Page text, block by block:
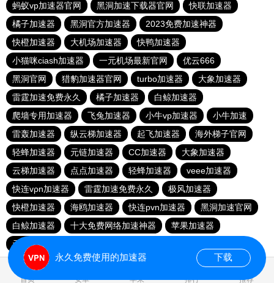
蚂蚁vp加速器官网
黑洞加速下载器官网
快联加速器
橘子加速器
黑洞官方加速器
2023免费加速神器
快橙加速器
大机场加速器
快鸭加速器
小猫咪ciash加速器
一元机场最新官网
优云666
黑洞官网
猎豹加速器官网 turbo加速器
大象加速器
雷霆加速免费永久
橘子加速器
白鲸加速器
爬墙专用加速器
飞兔加速器 小牛vp加速器
小牛加速
雷轰加速器
纵云梯加速器 起飞加速器
海外梯子官网
轻蜂加速器
元链加速器 CC加速器
大象加速器
云梯加速器
点点加速器 轻蜂加速器
veee加速器
快连vρn加速器
雷霆加速免费永久
极风加速器
快橙加速器
海鸥加速器 快连pvn加速器
黑洞加速官网
白鲸加速器
十大免费网络加速神器
苹果加速器
元链加速器
首页 安卓 苹果 排行 推荐
永久免费使用的加速器 下载
0.038174s